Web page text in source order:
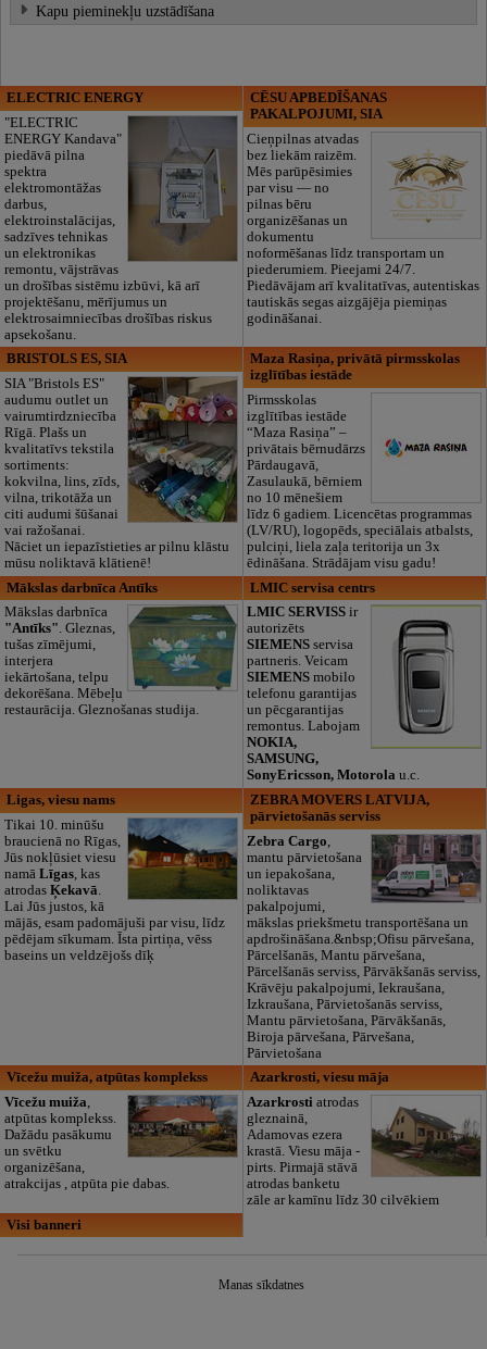
Kapu pieminekļu uzstādīšana
ELECTRIC ENERGY
"ELECTRIC
ENERGY Kandava"
piedāvā pilna
spektra
elektromontāžas
darbus,
elektroinstalācijas,
sadzīves tehnikas
un elektronikas
remontu, vājstrāvas
un drošības sistēmu izbūvi, kā arī
projektēšanu, mērījumus un
elektrosaimniecības drošības riskus
apsekošanu.
CĒSU APBEDĪŠANAS
PAKALPOJUMI, SIA
Cieņpilnas atvadas
bez liekām raizēm.
Mēs parūpēsimies
par visu — no
pilnas bēru
organizēšanas un
dokumentu
noformēšanas līdz transportam un
piederumiem. Pieejami 24/7.
Piedāvājam arī kvalitatīvas, autentiskas
tautiskās segas aizgājēja piemiņas
godināšanai.
BRISTOLS ES, SIA
SIA "Bristols ES"
audumu outlet un
vairumtirdzniecība
Rīgā. Plašs un
kvalitatīvs tekstila
sortiments:
kokvilna, lins, zīds,
vilna, trikotāža un
citi audumi šūšanai
vai ražošanai.
Nāciet un iepazīstieties ar pilnu klāstu
mūsu noliktavā klātienē!
Maza Rasiņa, privātā pirmsskolas
izglītības iestāde
Pirmsskolas
izglītības iestāde
“Maza Rasiņa” –
privātais bērnudārzs
Pārdaugavā,
Zasulaukā, bērniem
no 10 mēnešiem
līdz 6 gadiem. Licencētas programmas
(LV/RU), logopēds, speciālais atbalsts,
pulciņi, liela zaļa teritorija un 3x
ēdināšana. Strādājam visu gadu!
Mākslas darbnīca Antīks
Mākslas darbnīca
"Antīks". Gleznas,
tušas zīmējumi,
interjera
iekārtošana, telpu
dekorēšana. Mēbeļu
restaurācija. Gleznošanas studija.
LMIC servisa centrs
LMIC SERVISS ir
autorizēts
SIEMENS servisa
partneris. Veicam
SIEMENS mobilo
telefonu garantijas
un pēcgarantijas
remontus. Labojam
NOKIA,
SAMSUNG,
SonyEricsson, Motorola u.c.
Ligas, viesu nams
Tikai 10. minūšu
braucienā no Rīgas,
Jūs nokļūsiet viesu
namā Līgas, kas
atrodas Ķekavā
Lai Jūs justos, kā
mājās, esam padomājuši par visu, līdz
pēdējam sīkumam. Īsta pirtiņa, vēss
baseins un veldzējošs dīķ
ZEBRA MOVERS LATVIJA,
pārvietošanās serviss
Zebra Cargo
mantu pārvietošana
un iepakošana,
noliktavas
pakalpojumi,
mākslas priekšmetu transportēšana un
apdrošināšana.&nbsp;Ofisu pārvešana,
Pārcelšanās, Mantu pārvešana,
Pārcelšanās serviss, Pārvākšanās serviss,
Krāvēju pakalpojumi, Iekraušana,
Izkraušana, Pārvietošanās serviss,
Mantu pārvietošana, Pārvākšanās,
Biroja pārvešana, Pārvešana,
Pārvietošana
Vīcežu muiža, atpūtas komplekss
Vīcežu muiža,
atpūtas komplekss.
Dažādu pasākumu
un svētku
organizēšana,
atrakcijas , atpūta pie dabas.
Azarkrosti, viesu māja
Azarkrosti atrodas
gleznainā,
Adamovas ezera
krastā. Viesu māja -
pirts. Pirmajā stāvā
atrodas banketu
zāle ar kamīnu līdz 30 cilvēkiem
Visi banneri
Manas sīkdatnes